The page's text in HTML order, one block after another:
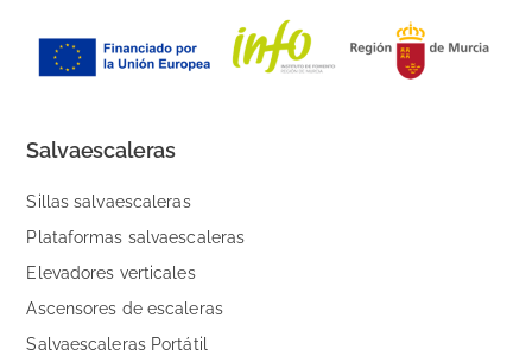
Salvaescaleras
Sillas salvaescaleras
Plataformas salvaescaleras
Elevadores verticales
Ascensores de escaleras
Salvaescaleras Portátil